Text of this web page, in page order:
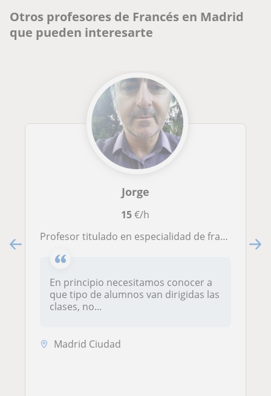
Otros profesores de Francés en Madrid
que pueden interesarte
Jorge
15€/h
Profesor titulado en especialidad de frances, con CAP y master en literatura comparada. Clases de frances o materias afines.
En principio necesitamos conocer a
que tipo de alumnos van dirigidas las
clases, no...
Madrid Ciudad